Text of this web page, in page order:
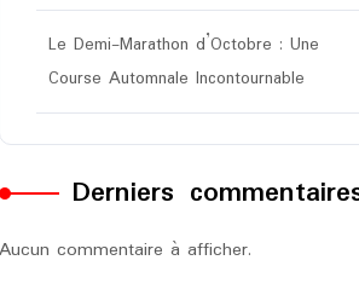
Le Demi-Marathon d’Octobre : Une
Course Automnale Incontournable
Derniers
Aucun commentaire à afficher.